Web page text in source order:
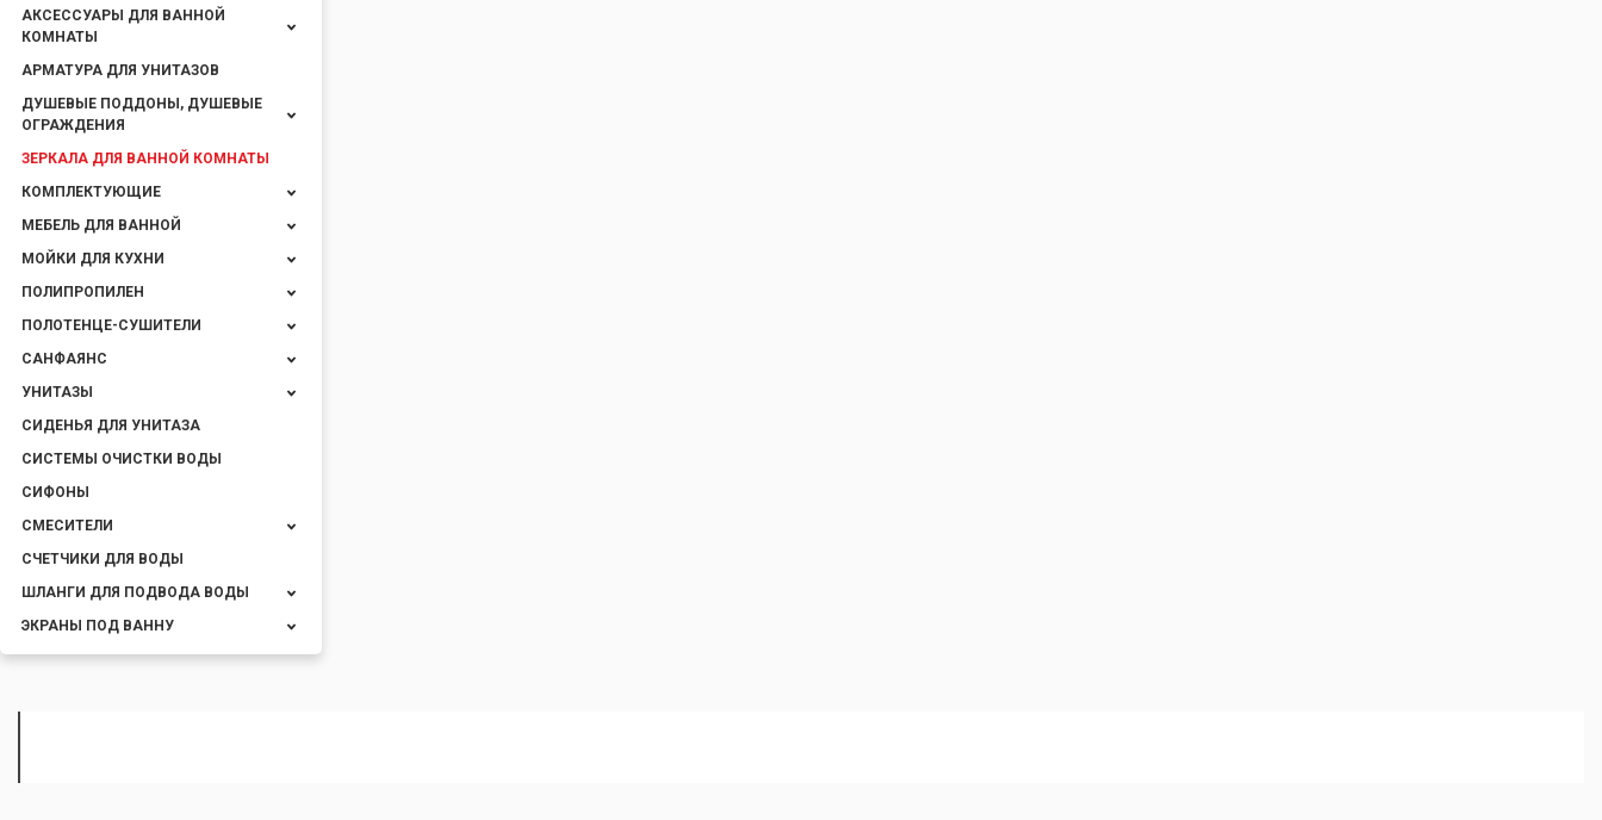
АКСЕССУАРЫ ДЛЯ ВАННОЙ
КОМНАТЫ
АРМАТУРА ДЛЯ УНИТАЗОВ
ДУШЕВЫЕ ПОДДОНЫ, ДУШЕВЫЕ
ОГРАЖДЕНИЯ
ЗЕРКАЛА ДЛЯ ВАННОЙ КОМНАТЫ
КОМПЛЕКТУЮЩИЕ
МЕБЕЛЬ ДЛЯ ВАННОЙ
МОЙКИ ДЛЯ КУХНИ
ПОЛИПРОПИЛЕН
ПОЛОТЕНЦЕ-СУШИТЕЛИ
САНФАЯНС
УНИТАЗЫ
СИДЕНЬЯ ДЛЯ УНИТАЗА
СИСТЕМЫ ОЧИСТКИ ВОДЫ
СИФОНЫ
СМЕСИТЕЛИ
СЧЕТЧИКИ ДЛЯ ВОДЫ
ШЛАНГИ ДЛЯ ПОДВОДА ВОДЫ
ЭКРАНЫ ПОД ВАННУ